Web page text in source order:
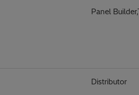
Panel
Distributor